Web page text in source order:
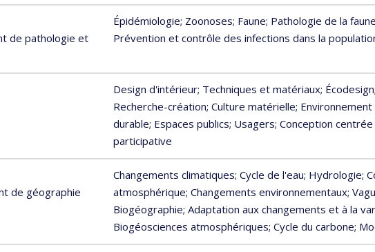
de pathologie et
Épidémiologie; Zoonoses; Faune; Pathologie de la faune
Prévention et contrôle des infections dans la
Design d'intérieur; Techniques et matériaux; Écodesign
Recherche-création; Culture matérielle;
durable; Espaces publics; Usagers; Conception
participative
de géographie
Changements climatiques; Cycle de l'eau; Hydrologie;
atmosphérique; Changements environnementaux;
Biogéographie; Adaptation aux changements et à la
Biogéosciences atmosphériques; Cycle du carbone;